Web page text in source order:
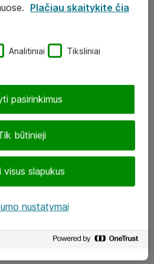
Plačiau skaitykite čia
Analitiniai Tiksliniai
būtinieji
visus slapukus
pasirinkimus
nustatymai